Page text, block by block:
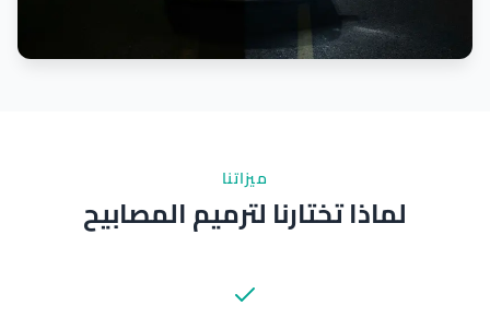
ميزاتنا
لماذا تختارنا لترميم المصابيح